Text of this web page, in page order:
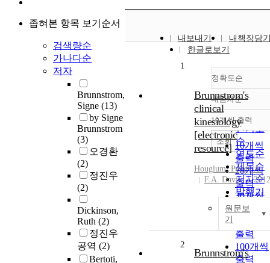
좁혀본 항목 보기순서
검색량순
가나다순
저자
Brunnstrom,
Signe (13)
by Signe
Brunnstrom
(3)
오경환
(2)
정진우
(2)
Dickinson,
Ruth (2)
정진우
공역 (2)
Bertoti,
내보내기
내책장담
한글로보기
정확도순
정확도
순
인기도
순
연도순
제목순
저자순
발행기
관순
내림차순
내림차
10개씩 출력
10개씩
출력
20개씩
출력
30개씩
출력
출력
100개씩
출력
조회
1
Brunnstrom's
clinical
kinesiology
[electronic
resource]
Houglum, Peggy A.
F.A. Davis
2012
원문보
기
2
Brunnstrom's